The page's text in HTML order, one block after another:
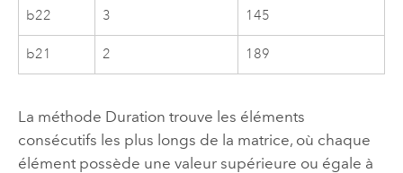
b22 3 145
b21 2 189
La méthode Duration trouve les éléments
consécutifs les plus longs de la matrice, où chaque
élément possède une valeur supérieure ou égale à